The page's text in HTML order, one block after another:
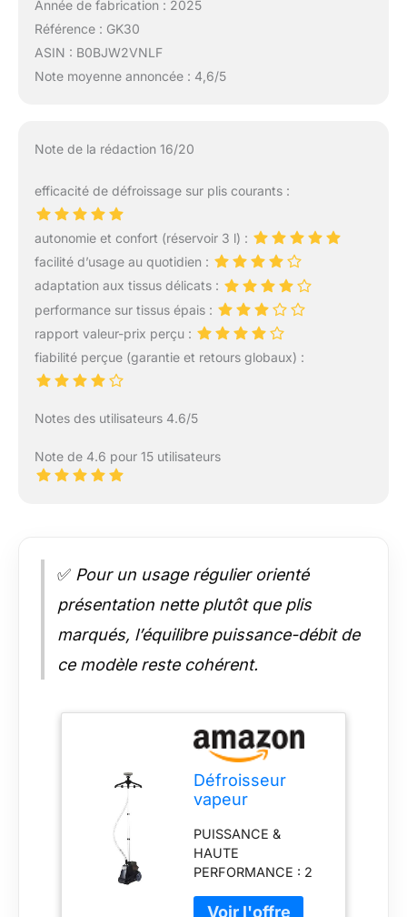
Année de fabrication : 2025
Référence : GK30
ASIN : B0BJW2VNLF
Note moyenne annoncée : 4,6/5
Note de la rédaction 16/20
efficacité de défroissage sur plis courants :
autonomie et confort (réservoir 3 l) :
facilité d’usage au quotidien :
adaptation aux tissus délicats :
performance sur tissus épais :
rapport valeur-prix perçu :
fiabilité perçue (garantie et retours globaux) :
Notes des utilisateurs 4.6/5
Note de 4.6 pour 15 utilisateurs
✅ Pour un usage régulier orienté
présentation nette plutôt que plis
marqués, l’équilibre puissance-débit de
ce modèle reste cohérent.
Défroisseur
vapeur
2200 W. 1 bar. 50
G/Min. Réservoir
3, L. Garantie 3
ans
PUISSANCE &
HAUTE
PERFORMANCE : 2
un puissant flux de